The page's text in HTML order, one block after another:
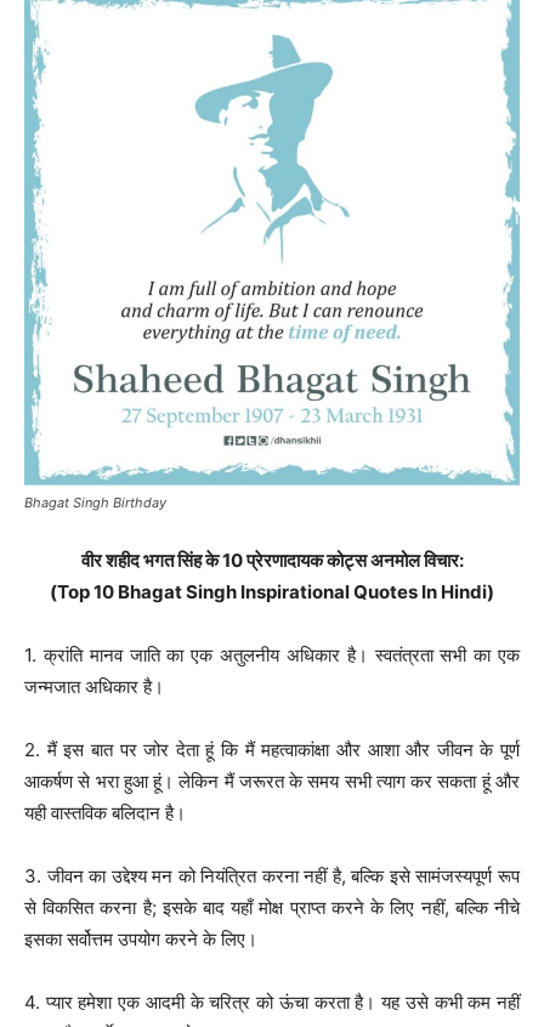
Bhagat Singh Birthday
वीर शहीद भगत सिंह के 10 प्रेरणादायक कोट्स अनमोल विचार:
(Top 10 Bhagat Singh Inspirational Quotes In Hindi)
1. क्रांति मानव जाति का एक अतुलनीय अधिकार है। स्वतंत्रता सभी का एक
जन्मजात अधिकार है।
2. मैं इस बात पर जोर देता हूं कि मैं महत्वाकांक्षा और आशा और जीवन के पूर्ण
आकर्षण से भरा हुआ हूं। लेकिन मैं जरूरत के समय सभी त्याग कर सकता हूं और
यही वास्तविक बलिदान है।
3. जीवन का उद्देश्य मन को नियंत्रित करना नहीं है, बल्कि इसे सामंजस्यपूर्ण रूप
से विकसित करना है; इसके बाद यहाँ मोक्ष प्राप्त करने के लिए नहीं, बल्कि नीचे
इसका सर्वोत्तम उपयोग करने के लिए।
4. प्यार हमेशा एक आदमी के चरित्र को ऊंचा करता है। यह उसे कभी कम नहीं